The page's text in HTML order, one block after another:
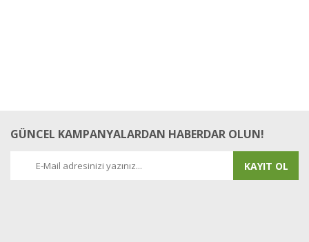
GÜNCEL KAMPANYALARDAN HABERDAR OLUN!
KAYIT OL